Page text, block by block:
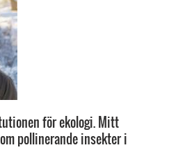
för ekologi. Mitt
pollinerande insekter i